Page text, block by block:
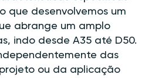
que desenvolvemos um
abrange um amplo
indo desde A35 até D50.
das
ou da aplicação